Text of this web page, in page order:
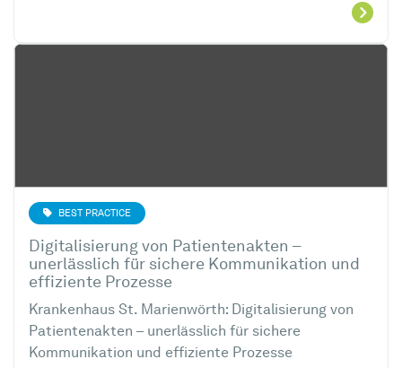
BEST PRACTICE
Digitalisierung von Patientenakten –
unerlässlich für sichere Kommunikation und
effiziente Prozesse
Krankenhaus St. Marienwörth: Digitalisierung von
Patientenakten – unerlässlich für sichere
Kommunikation und effiziente Prozesse